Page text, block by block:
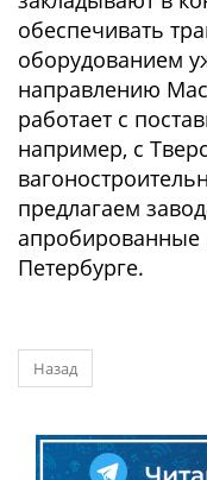
обеспечивать
оборудованием
направлению
работает с
например, с
предлагаем
апробированные
Петербурге.
Назад